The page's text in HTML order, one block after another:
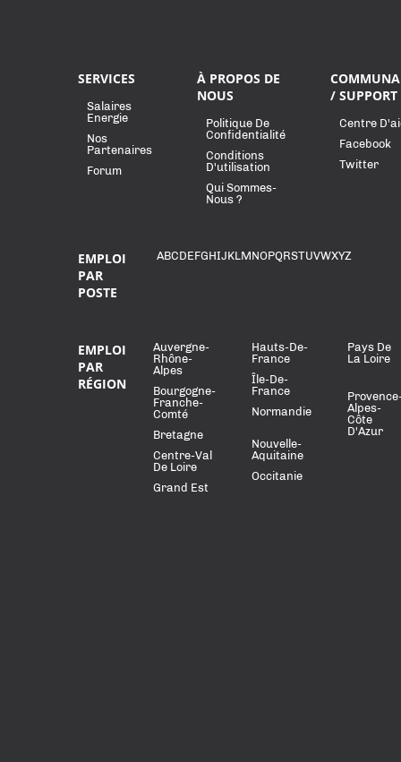
SERVICES
Salaires
Energie
Nos
Partenaires
Forum
À PROPOS DE
NOUS
Politique De
Confidentialité
Conditions
D'utilisation
Qui Sommes-
Nous ?
/ SUPPORT
Centre
Facebook
Twitter
EMPLOI
PAR
POSTE
ABCDEFGHIJKLMNOPQRSTUVWXYZ
EMPLOI
PAR
RÉGION
Auvergne-
Rhône-
Alpes
Bourgogne-
Franche-
Comté
Bretagne
Centre-Val
De Loire
Grand Est
Hauts-De-
France
Île-De-
France
Normandie
Nouvelle-
Aquitaine
Occitanie
Pays De
La Loire
Alpes-
Côte
D'Azur